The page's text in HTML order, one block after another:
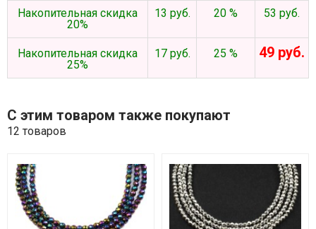
Накопительная скидка
20%
13 руб. 20 % 53 руб.
Накопительная скидка
25%
17 руб. 25 % 49 руб.
С этим товаром также покупают
12 товаров